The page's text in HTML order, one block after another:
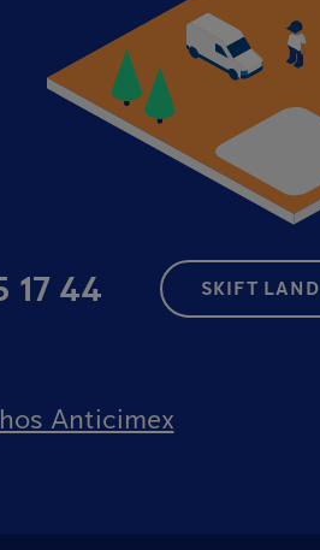
17 44 SKIFT LAND
Anticimex